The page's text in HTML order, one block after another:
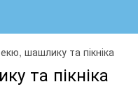
шашлику та пікніка
та пікніка